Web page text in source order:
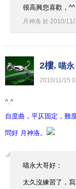
很高興您喜歡，^^
月神洛 於 2010/11 /
2樓. 喵永
2010/11 /15
^.^
自度曲，平仄固定，難
問好 月神洛。
喵永大哥好：
太久沒練習了，寫